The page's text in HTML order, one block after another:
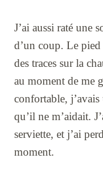
J’ai aussi raté une
d’un coup. Le pied
des traces sur la
au moment de me
confortable,
qu’il ne m’aidait.
serviette, et j’ai
moment.